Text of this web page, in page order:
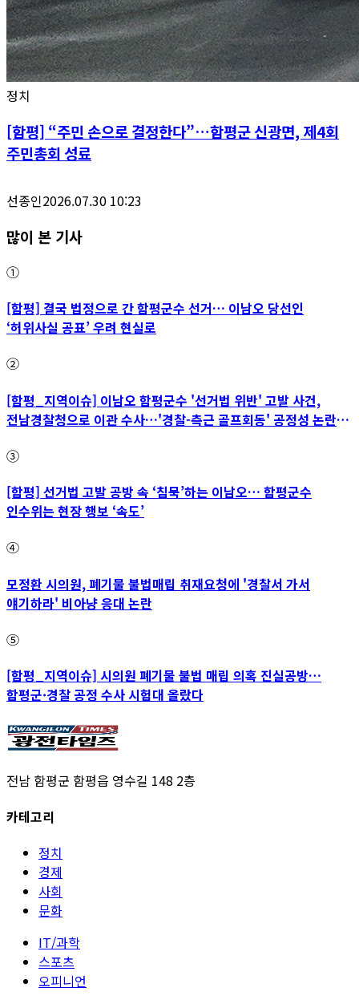
정치
[함평] “주민 손으로 결정한다”…함평군 신광면, 제4회
주민총회 성료
선종인2026.07.30 10:23
많이 본 기사
①
[함평] 결국 법정으로 간 함평군수 선거… 이남오 당선인
‘허위사실 공표’ 우려 현실로
②
[함평_지역이슈] 이남오 함평군수 '선거법 위반' 고발 사건,
전남경찰청으로 이관 수사…'경찰-측근 골프회동' 공정성 논란
③
[함평] 선거법 고발 공방 속 ‘침묵’하는 이남오… 함평군수
인수위는 현장 행보 ‘속도’
④
모정환 시의원, 폐기물 불법매립 취재요청에 '경찰서 가서
얘기하라' 비아냥 응대 논란
⑤
[함평_지역이슈] 시의원 폐기물 불법 매립 의혹 진실공방…
함평군·경찰 공정 수사 시험대 올랐다
전남 함평군 함평읍 영수길 148 2층
카테고리
정치
경제
사회
문화
IT/과학
스포츠
오피니언